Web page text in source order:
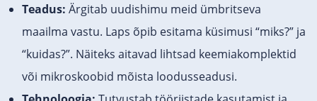
Teadus: Ärgitab uudishimu meid ümbritseva
maailma vastu. Laps õpib esitama küsimusi “miks?” ja
“kuidas?”. Näiteks aitavad lihtsad keemiakomplektid
või mikroskoobid mõista loodusseadusi.